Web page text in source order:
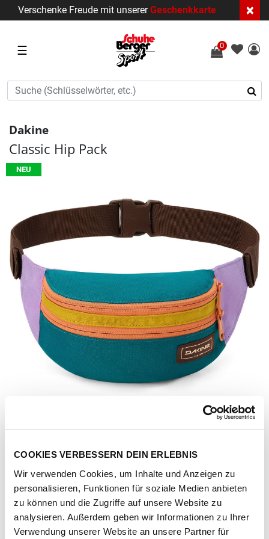
COOKIES VERBESSERN DEIN ERLEBNIS
Wir verwenden Cookies, um Inhalte und Anzeigen zu
personalisieren, Funktionen für soziale Medien anbieten
zu können und die Zugriffe auf unsere Website zu
analysieren. Außerdem geben wir Informationen zu Ihrer
Verwendung unserer Website an unsere Partner für
Verschenke Freude mit unsererGeschenkkarte ×
☰ 0
Dakine
Classic Hip Pack
NEU
Artikel-Nr.102763-1123-1001